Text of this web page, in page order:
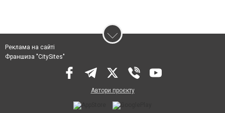
Реклама на сайті
Франшиза "CitySites"
Автори проєкту